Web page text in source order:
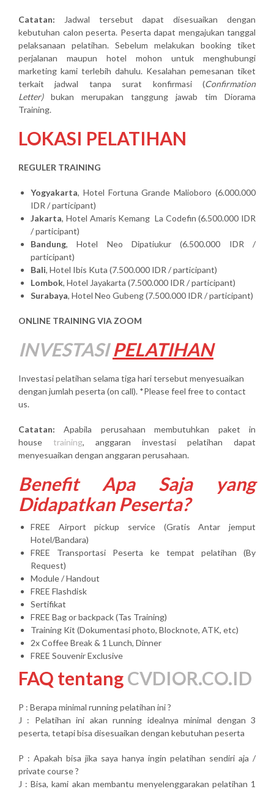
Catatan: Jadwal tersebut dapat disesuaikan dengan
kebutuhan calon peserta. Peserta dapat mengajukan tanggal
pelaksanaan pelatihan. Sebelum melakukan booking tiket
perjalanan maupun hotel mohon untuk menghubungi
marketing kami terlebih dahulu. Kesalahan pemesanan tiket
terkait jadwal tanpa surat konfirmasi (Confirmation
Letter)bukan merupakan tanggung jawab tim Diorama
Training.
LOKASI PELATIHAN
REGULER TRAINING
Yogyakarta, Hotel Fortuna Grande Malioboro (6.000.000
IDR / participant)
Jakarta, Hotel Amaris Kemang La Codefin (6.500.000 IDR
/ participant)
Bandung, Hotel Neo Dipatiukur (6.500.000 IDR /
participant)
Bali, Hotel Ibis Kuta (7.500.000 IDR / participant)
Lombok, Hotel Jayakarta (7.500.000 IDR / participant)
Surabaya, Hotel Neo Gubeng (7.500.000 IDR / participant)
ONLINE TRAINING VIA ZOOM
INVESTASI PELATIHAN
Investasi pelatihan selama tiga hari tersebut menyesuaikan
dengan jumlah peserta (on call). *Please feel free to contact
us.
Catatan: Apabila perusahaan membutuhkan paket in
house training, anggaran investasi pelatihan dapat
menyesuaikan dengan anggaran perusahaan.
Benefit Apa Saja yang
Didapatkan Peserta?
FREE Airport pickup service (Gratis Antar jemput
Hotel/Bandara)
FREE Transportasi Peserta ke tempat pelatihan (By
Request)
Module / Handout
FREE Flashdisk
Sertifikat
FREE Bag or backpack (Tas Training)
Training Kit (Dokumentasi photo, Blocknote, ATK, etc)
2x Coffee Break & 1 Lunch, Dinner
FREE Souvenir Exclusive
FAQ tentangCVDIOR.CO.ID
P : Berapa minimal running pelatihan ini ?
J : Pelatihan ini akan running idealnya minimal dengan 3
peserta, tetapi bisa disesuaikan dengan kebutuhan peserta
P : Apakah bisa jika saya hanya ingin pelatihan sendiri aja /
private course ?
J : Bisa, kami akan membantu menyelenggarakan pelatihan 1